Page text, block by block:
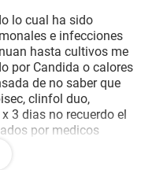
lo cual ha sido
e infecciones
hasta cultivos me
por Candida o calores
de no saber que
clinfol duo,
3 dias no recuerdo el
por medicos
15 dias como
depende del